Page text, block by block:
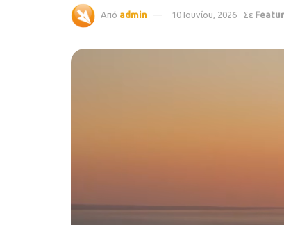
Από admin 10 Ιουνίου, 2026 Σε